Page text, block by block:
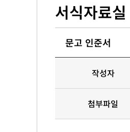
서식자료실
문고 인준서
작성자
첨부파일